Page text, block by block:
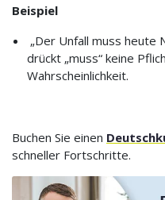
Beispiel
„Der Unfall muss heute
drückt „muss“ keine
Wahrscheinlichkeit.
Buchen Sie einen
schneller Fortschritte.